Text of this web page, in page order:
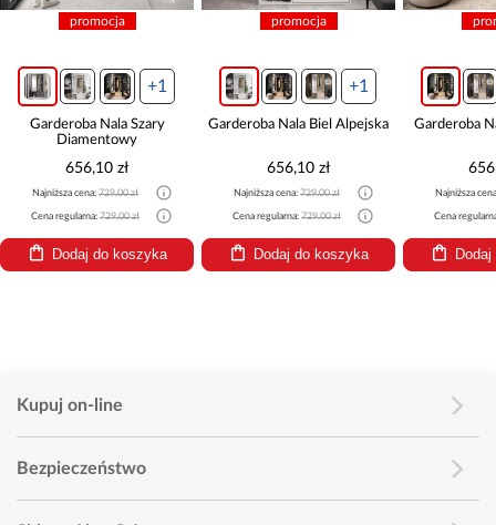
promocja
+1
Garderoba Nala Szary
Diamentowy
656,10 zł
Najniższa cena: 729,00 zł
Cena regularna: 729,00 zł
Dodaj do koszyka
promocja
+1
Garderoba Nala Biel Alpejska
656,10 zł
Najniższa cena: 729,00 zł
Cena regularna: 729,00 zł
Dodaj do koszyka
Garderoba
Najniższa
Cena
Kupuj on-line
Bezpieczeństwo